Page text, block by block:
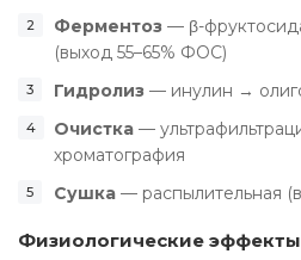
Ферментоз — β-
(выход 55–65% ФОС)
Гидролиз — инулин →
Очистка —
хроматография
Сушка — распылительная
Физиологические эффекты